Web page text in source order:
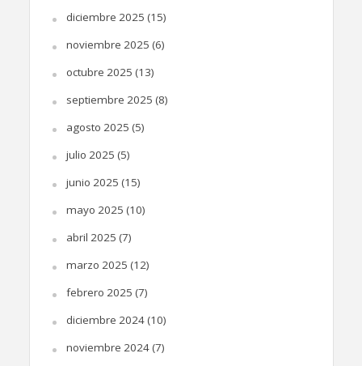
diciembre 2025 (15)
noviembre 2025 (6)
octubre 2025 (13)
septiembre 2025 (8)
agosto 2025 (5)
julio 2025 (5)
junio 2025 (15)
mayo 2025 (10)
abril 2025 (7)
marzo 2025 (12)
febrero 2025 (7)
diciembre 2024(10)
noviembre 2024(7)